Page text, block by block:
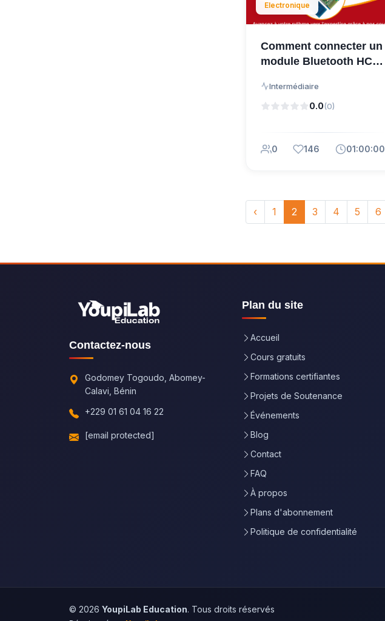
Electronique
Comment connecter un
module Bluetooth HC-
Intermédiaire
0.0(0)
0 146 01:00:00
‹ 1 2 3 4 5 6
Contactez-nous
Godomey Togoudo, Abomey-
Calavi, Bénin
+229 01 61 04 16 22
[email protected]
Plan du site
Accueil
Cours gratuits
Formations certifiantes
Projets de Soutenance
Événements
Blog
Contact
FAQ
À propos
Plans d'abonnement
Politique de confidentialité
© 2026 YoupiLab Education. Tous droits réservés